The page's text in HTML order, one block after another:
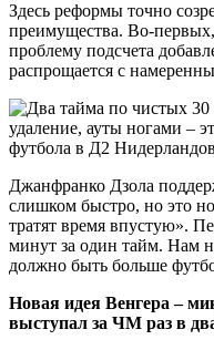
Здесь реформы точно
преимущества. Во-
проблему подсчета
распрощается с
Джанфранко Дзола
слишком быстро, но это
тратят время впустую».
минут за один тайм. Нам
должно быть больше
Новая идея Венгера –
выступал за ЧМ раз в